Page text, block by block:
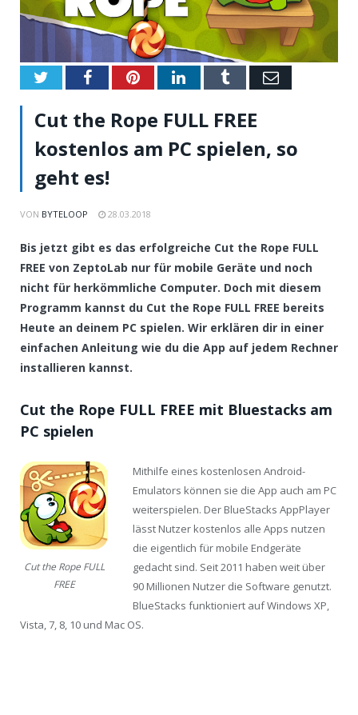
TwitterFacebookPinterestLinkedInTumblrEmail
Cut the Rope FULL FREE
kostenlos am PC spielen, so
geht es!
VON BYTELOOP 28.03.2018
Bis jetzt gibt es das erfolgreiche Cut the Rope FULL
FREE von ZeptoLab nur für mobile Geräte und noch
nicht für herkömmliche Computer. Doch mit diesem
Programm kannst du Cut the Rope FULL FREE bereits
Heute an deinem PC spielen. Wir erklären dir in einer
einfachen Anleitung wie du die App auf jedem Rechner
installieren kannst.
Cut the Rope FULL FREE mit Bluestacks am
PC spielen
Cut the Rope FULL
FREE
Mithilfe eines kostenlosen Android-
Emulators können sie die App auch am PC
weiterspielen. Der BlueStacks AppPlayer
lässt Nutzer kostenlos alle Apps nutzen
die eigentlich für mobile Endgeräte
gedacht sind. Seit 2011 haben weit über
90 Millionen Nutzer die Software genutzt.
BlueStacks funktioniert auf Windows XP,
Vista, 7, 8, 10 und Mac OS.